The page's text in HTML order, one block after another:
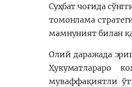
Суҳбат чоғида
томонлама
мамнуният билан
Олий даражада
Ҳукуматлараро
муваффақиятли